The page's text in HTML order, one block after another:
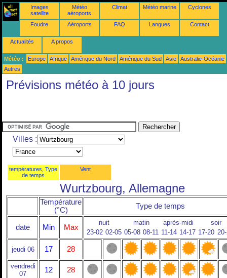
Images
satellite
Météo
aéroports
Climat Météo marine Cyclones
Foudre Aéroports FAQ Langues Contact
Actualités A propos
Météo : Europe Afrique Amérique du Nord Amérique du Sud Asie
Australie-Océanie
Autres
Prévisions météo à 10 jours
Villes :
températures, Type
de temps
Vent
Wurtzbourg, Allemagne
Température
(°C)
Type de temps
date Min Max
nuit matin après-midi
soir
23-02 02-05 05-08 08-11 11-14 14-17 17-20
jeudi 06 17 28
vendredi
07
12 28